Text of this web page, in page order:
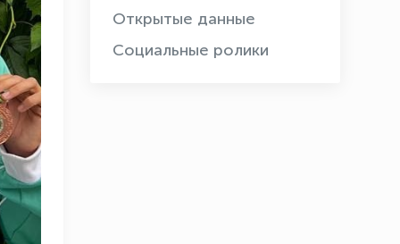
Открытые данные
Социальные ролики